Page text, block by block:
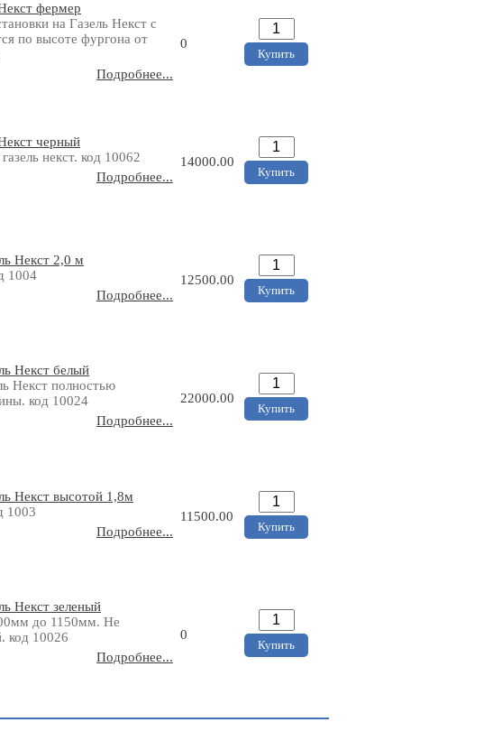
фермер
на Газель Некст с
по высоте фургона от
Подробнее...
0
черный
некст. код 10062
Подробнее...
14000.00
Некст 2,0 м
1004
Подробнее...
12500.00
Некст белый
Некст полностью
код 10024
Подробнее...
22000.00
Некст высотой 1,8м
1003
Подробнее...
11500.00
Некст зеленый
до 1150мм. Не
код 10026
Подробнее...
0